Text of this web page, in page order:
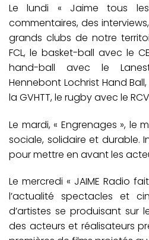
Le lundi « Jaime tous
commentaires, des
grands clubs de notre
FCL, le basket-ball avec le
hand-ball avec le
Hennebont Lochrist Hand
la GVHTT, le rugby avec le
Le mardi, « Engrenages », le
sociale, solidaire et durable.
pour mettre en avant les
Le mercredi « JAIME Radio
l’actualité spectacles et
d’artistes se produisant sur
des acteurs et réalisateurs